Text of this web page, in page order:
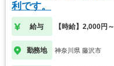
利です。
給与 【時給】2,000円～
勤務地 神奈川県 藤沢市